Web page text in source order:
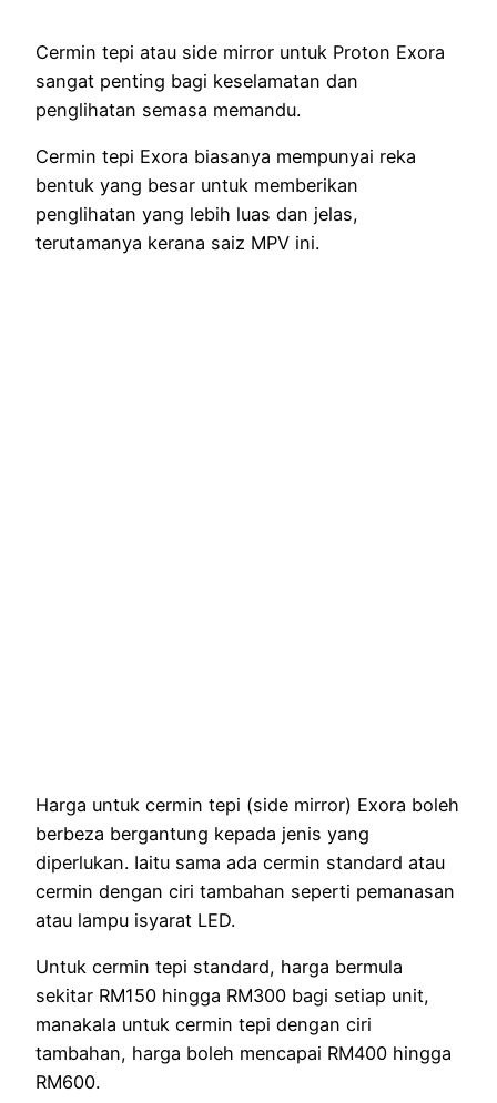
Cermin tepi atau side mirror untuk Proton Exora
sangat penting bagi keselamatan dan
penglihatan semasa memandu.
Cermin tepi Exora biasanya mempunyai reka
bentuk yang besar untuk memberikan
penglihatan yang lebih luas dan jelas,
terutamanya kerana saiz MPV ini.
Harga untuk cermin tepi (side mirror) Exora boleh
berbeza bergantung kepada jenis yang
diperlukan. Iaitu sama ada cermin standard atau
cermin dengan ciri tambahan seperti pemanasan
atau lampu isyarat LED.
Untuk cermin tepi standard, harga bermula
sekitar RM150 hingga RM300 bagi setiap unit,
manakala untuk cermin tepi dengan ciri
tambahan, harga boleh mencapai RM400 hingga
RM600.